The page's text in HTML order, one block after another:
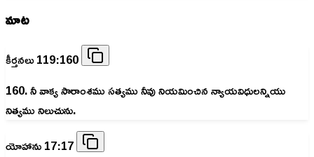
మాట
కీర్తనలు 119:160
160. నీ వాక్య సారాంశము సత్యము నీవు నియమించిన న్యాయవిధులన్నియు
నిత్యము నిలుచును.
యోహాను 17:17